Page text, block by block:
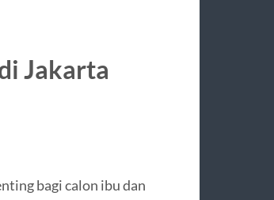
Jakarta
bagi calon ibu dan